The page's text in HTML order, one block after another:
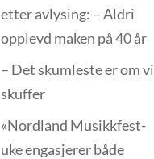
etter avlysing: – Aldri
opplevd maken på 40 år
– Det skumleste er om vi
skuffer
«Nordland Musikkfest­
uke engasjerer både